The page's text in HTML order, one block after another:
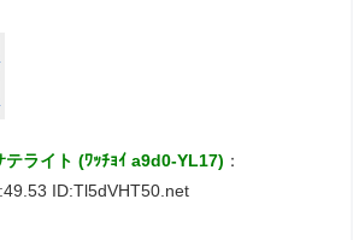
テライト (ﾜｯﾁｮｲ a9d0-YL17) ：
ID:Tl5dVHT50.net